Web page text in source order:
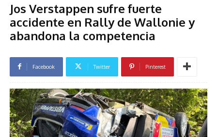
Jos Verstappen sufre fuerte
accidente en Rally de Wallonie y
abandona la competencia
Facebook Twitter Pinterest